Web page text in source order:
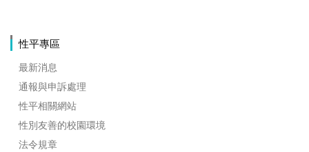
性平專區
最新消息
通報與申訴處理
性平相關網站
性別友善的校園環境
法令規章